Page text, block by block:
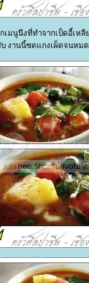
มนูนึงที่ทำจากเป็ดอี้เหลี
งานนี้ซดแกงเผ็ดจนหม